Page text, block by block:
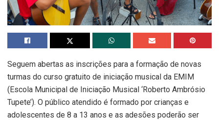
Seguem abertas as inscrições para a formação de novas
turmas do curso gratuito de iniciação musical da EMIM
(Escola Municipal de Iniciação Musical ‘Roberto Ambrósio
Tupete’). O público atendido é formado por crianças e
adolescentes de 8 a 13 anos e as adesões poderão ser